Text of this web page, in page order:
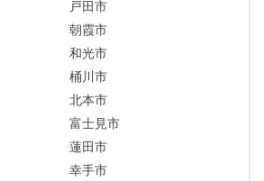
戸田市
朝霞市
和光市
桶川市
北本市
富士見市
蓮田市
幸手市